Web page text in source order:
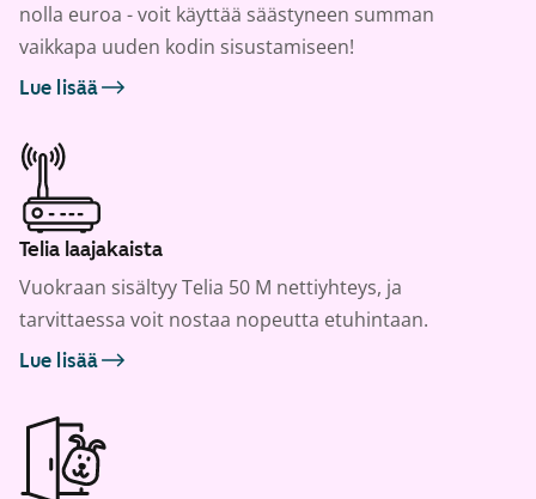
nolla euroa - voit käyttää säästyneen summan
vaikkapa uuden kodin sisustamiseen!
Lue lisää
Telia laajakaista
Vuokraan sisältyy Telia 50 M nettiyhteys, ja
tarvittaessa voit nostaa nopeutta etuhintaan.
Lue lisää